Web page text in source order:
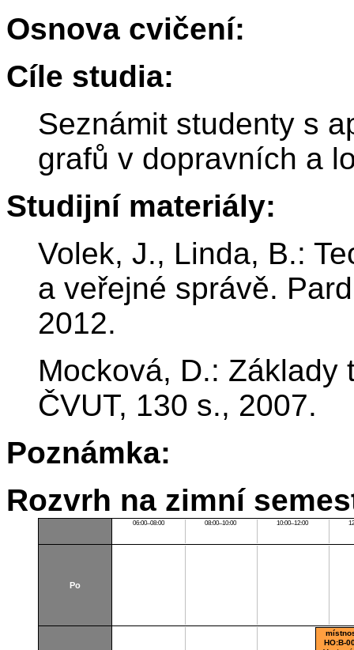
Osnova cvičení:
Cíle studia:
Seznámit studenty s
grafů v dopravních a
Studijní materiály:
Volek, J., Linda, B.:
a veřejné správě.
2012.
Mocková, D.: Základy
ČVUT, 130 s., 2007.
Poznámka:
Rozvrh na zimní
06:00–08:00 08:00–10:00 10:00–12:00
Po
HO:B-